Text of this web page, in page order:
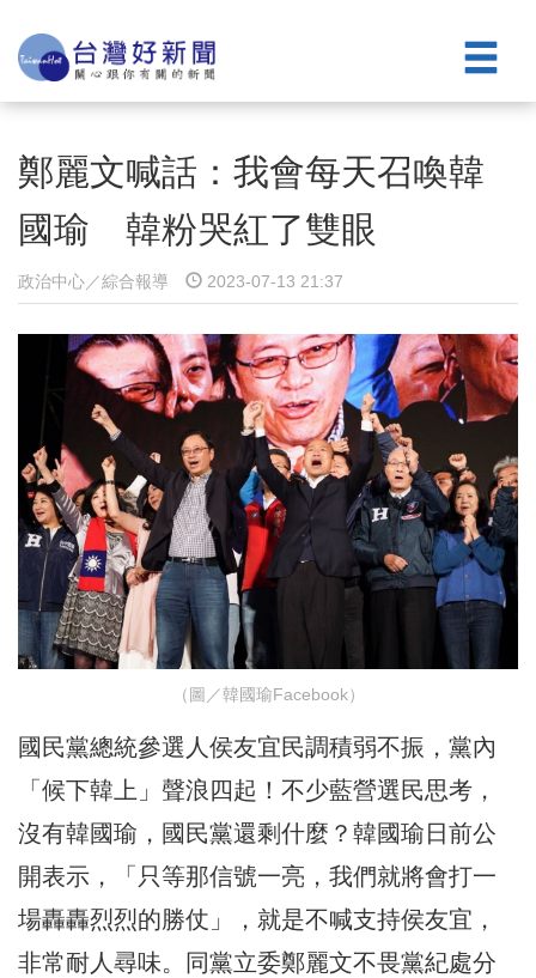
鄭麗文喊話：我會每天召喚韓
國瑜 韓粉哭紅了雙眼
政治中心／綜合報導 2023-07-13 21:37
（圖／韓國瑜Facebook）
國民黨總統參選人侯友宜民調積弱不振，黨內
「候下韓上」聲浪四起！不少藍營選民思考，
沒有韓國瑜，國民黨還剩什麼？韓國瑜日前公
開表示，「只等那信號一亮，我們就將會打一
場轟轟烈烈的勝仗」，就是不喊支持侯友宜，
非常耐人尋味。同黨立委鄭麗文不畏黨紀處分